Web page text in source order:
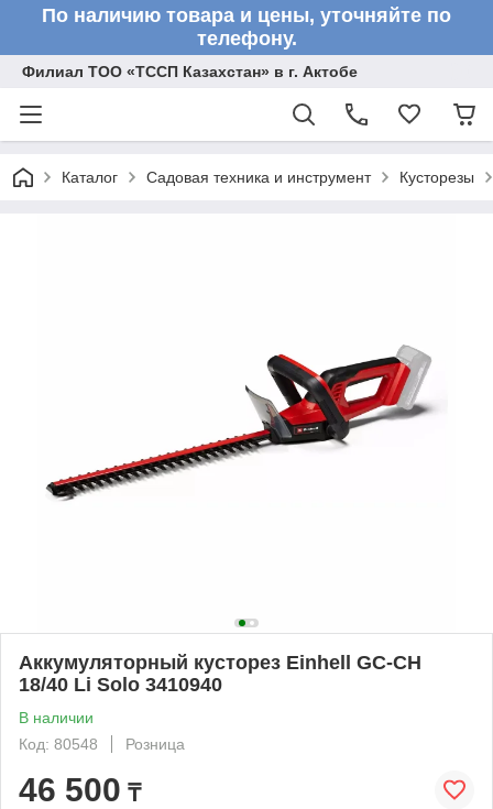
По наличию товара и цены, уточняйте по
телефону.
Филиал ТОО «ТССП Казахстан» в г. Актобе
Каталог Садовая техника и инструмент Кусторезы
Аккумуляторный кусторез Einhell GC-CH
18/40 Li Solo 3410940
В наличии
Код: 80548
Розница
46 500 ₸